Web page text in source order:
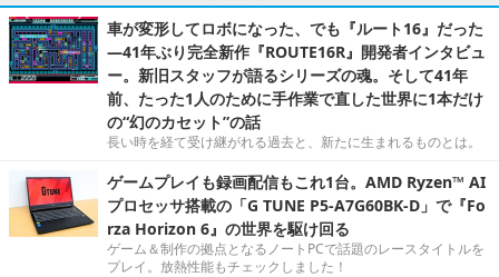
車が変形してロボになった、でも『ルート16』だった
―41年ぶり完全新作『ROUTE16R』開発者インタビュ
ー。新旧スタッフが語るシリーズの魂。そして41年
前、たった1人のために手作業で直した世界に1本だけ
の“幻のカセット”の話
長い時を経て受け継がれる過去と、新たに生まれるものとは。
ゲームプレイも録画配信もこれ1台。AMD Ryzen™ AI
プロセッサ搭載の「G TUNE P5-A7G60BK-D」で『Fo
rza Horizon 6』の世界を駆け回る
ゲーム＆制作の拠点となるノートPCで話題のレースタイトルを
プレイ。放熱性能もチェックしました！